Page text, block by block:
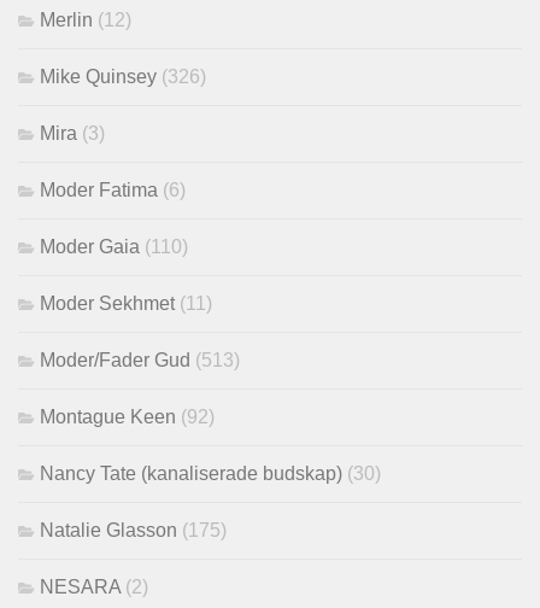
Merlin (12)
Mike Quinsey (326)
Mira (3)
Moder Fatima (6)
Moder Gaia (110)
Moder Sekhmet (11)
Moder/Fader Gud (513)
Montague Keen (92)
Nancy Tate (kanaliserade budskap) (30)
Natalie Glasson (175)
NESARA (2)